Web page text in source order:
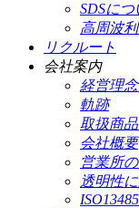
SDSにつ
高周波
リクルート
会社案内
経営理
軌跡
取扱商
会社概要
営業所
透明性
ISO13485